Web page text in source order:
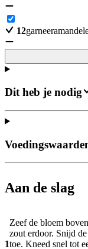
12
Dit heb je nodig
Aan de slag
1
Zeef de bloem
zout erdoor. Snijd
toe. Kneed snel tot